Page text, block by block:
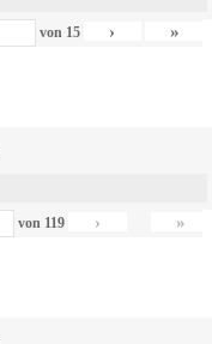
von 15 › »
von 119 › »